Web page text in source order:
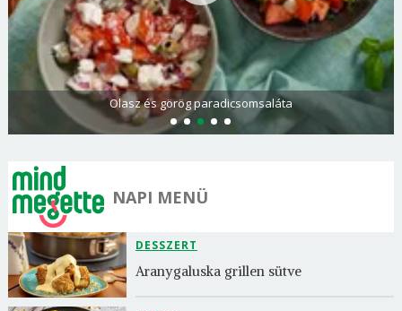
Olasz és görög paradicsomsaláta
NAPI MENÜ
DESSZERT
Aranygaluska grillen sütve